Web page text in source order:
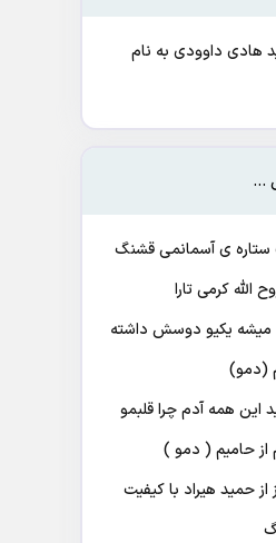
هادی داوودی به نام
...
ﺳﺘﺎره ی آﺳﻤﺎﻧﻤﻰ ﻗﺸﻨﮓ
الله کرمی تارا
میشه یکیو دوسش داشته
(دمو)
این همه آدم چرا قلبمو
از حامیم ( دمو )
از حمید هیراد با کیفیت